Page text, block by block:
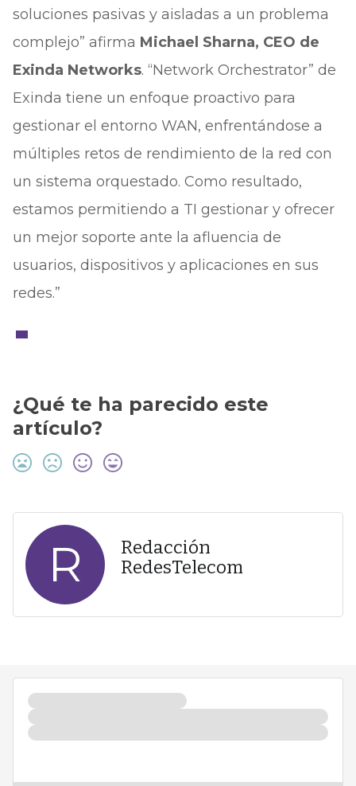
soluciones pasivas y aisladas a un problema
complejo” afirma Michael Sharna, CEO de
Exinda Networks. “Network Orchestrator” de
Exinda tiene un enfoque proactivo para
gestionar el entorno WAN, enfrentándose a
múltiples retos de rendimiento de la red con
un sistema orquestado. Como resultado,
estamos permitiendo a TI gestionar y ofrecer
un mejor soporte ante la afluencia de
usuarios, dispositivos y aplicaciones en sus
redes.”
¿Qué te ha parecido este
artículo?
R
Redacción
RedesTelecom